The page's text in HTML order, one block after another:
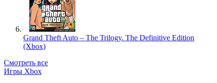
Grand Theft Auto – The Trilogy. The Definitive Edition
(Xbox)
Смотреть все
Игры Xbox